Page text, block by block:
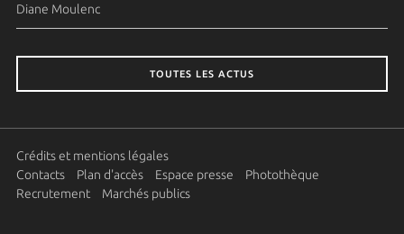
Diane Moulenc
TOUTES LES ACTUS
Crédits et mentions légales
Contacts
Plan d'accès Espace presse
Photothèque
Recrutement
Marchés publics